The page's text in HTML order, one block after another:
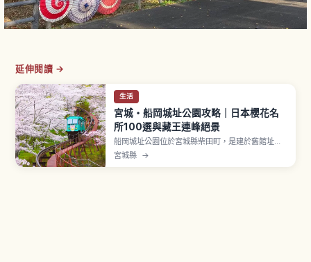
延伸閱讀 →
生活
宮城・船岡城址公園攻略｜日本櫻花名
所100選與藏王連峰絕景
船岡城址公園位於宮城縣柴田町，是建於舊館址上
的城址公園，與白石川堤一目千本櫻同列「日本櫻
花名所100選」。約1,300株以上染井吉野、山櫻、
宮城縣 →